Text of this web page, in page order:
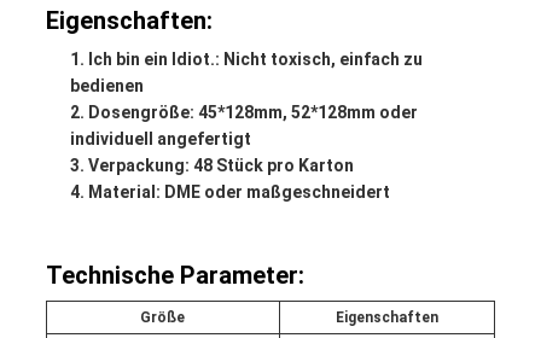
Eigenschaften:
Ich bin ein Idiot.: Nicht toxisch, einfach zu
bedienen
Dosengröße: 45*128mm, 52*128mm oder
individuell angefertigt
Verpackung: 48 Stück pro Karton
Material: DME oder maßgeschneidert
Technische Parameter:
Größe
Eigenschaften